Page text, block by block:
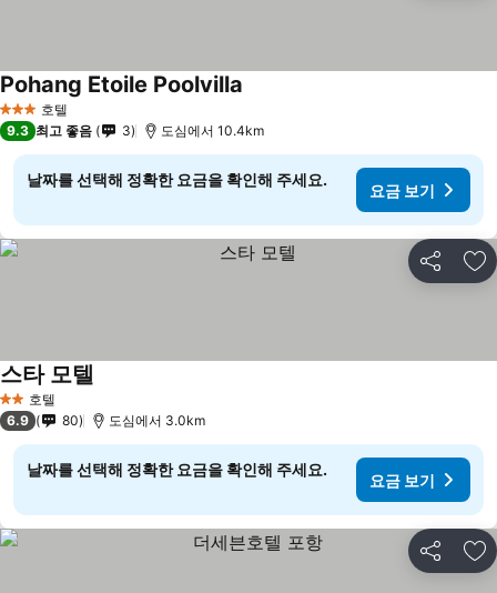
3 성급 호텔
Pohang Etoile Poolvilla
9.3 최고 좋음 3 도심에서 10.4km
날짜를 선택해 정확한 요금을 확인해 주세요.
요금 보기
공유 즐
2 성급호텔
스타 모텔
6.9 80 도심에서 3.0km
날짜를 선택해 정확한 요금을 확인해 주세요.
요금 보기
공유 즐